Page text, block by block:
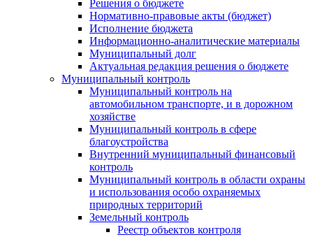
Решения о бюджете
Нормативно-правовые акты (бюджет)
Исполнение бюджета
Информационно-аналитические материалы
Муниципальный долг
Актуальная редакция решения о бюджете
Муниципальный контроль
Муниципальный контроль на
автомобильном транспорте, и в дорожном
хозяйстве
Муниципальный контроль в сфере
благоустройства
Внутренний муниципальный финансовый
контроль
Муниципальный контроль в области охраны
и использования особо охраняемых
природных территорий
Земельный контроль
Реестр объектов контроля